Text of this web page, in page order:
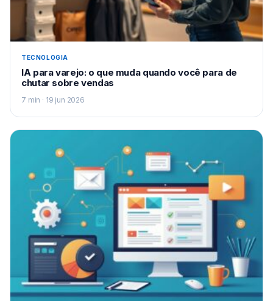
TECNOLOGIA
IA para varejo: o que muda quando você para de
chutar sobre vendas
7 min · 19 jun 2026